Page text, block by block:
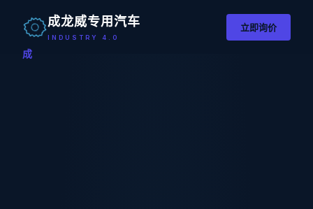
成
成龙威专用汽车
INDUSTRY 4.0
立即询价